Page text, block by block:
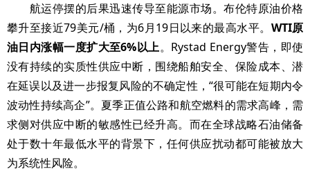
航运停摆的后果迅速传导至能源市场。布伦特原油价格
攀升至接近79美元/桶，为6月19日以来的最高水平。 WTI原
油日内涨幅一度扩大至6%以上。Rystad Energy警告，即使
没有持续的实质性供应中断，围绕船舶安全、保险成本、潜
在延误以及进一步报复风险的不确定性，“很可能在短期内令
波动性持续高企”。夏季正值公路和航空燃料的需求高峰，需
求侧对供应中断的敏感性已经升高。而在全球战略石油储备
处于数十年最低水平的背景下，任何供应扰动都可能被放大
为系统性风险。